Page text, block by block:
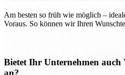
Am besten so früh wie möglich –
Voraus. So können wir Ihren
Bietet Ihr Unternehmen auch
an?